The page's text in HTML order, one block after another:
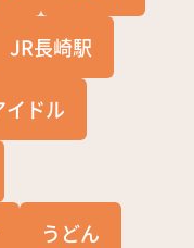
JR長崎駅
イドル
うどん